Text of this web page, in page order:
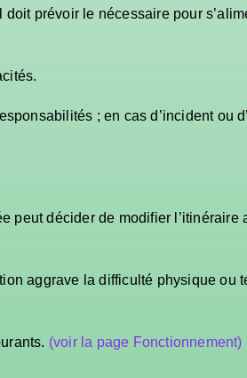
prévoir le nécessaire pour
; en cas d’incident ou
peut décider de modifier l’itinéraire
aggrave la difficulté physique ou
(voir la page Fonctionnement)